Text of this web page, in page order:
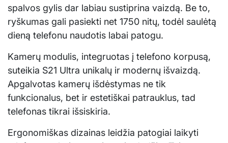
spalvos gylis dar labiau sustiprina vaizdą. Be to,
ryškumas gali pasiekti net 1750 nitų, todėl saulėtą
dieną telefonu naudotis labai patogu.
Kamerų modulis, integruotas į telefono korpusą,
suteikia S21 Ultra unikalų ir modernų išvaizdą.
Apgalvotas kamerų išdėstymas ne tik
funkcionalus, bet ir estetiškai patrauklus, tad
telefonas tikrai išsiskiria.
Ergonomiškas dizainas leidžia patogiai laikyti